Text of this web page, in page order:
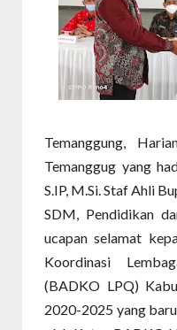
Temanggung,
Temanggug yang
S.IP, M.Si. Staf Ahli
SDM, Pendidikan
ucapan selamat
Koordinasi
(BADKO LPQ)
2020-2025 yang